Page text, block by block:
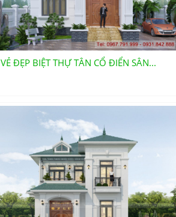
VẺ ĐẸP BIỆT THỰ TÂN CỔ ĐIỂN SÂN...